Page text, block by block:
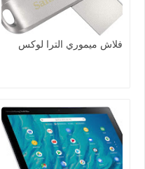
فلاش ميموري الترا لوكس